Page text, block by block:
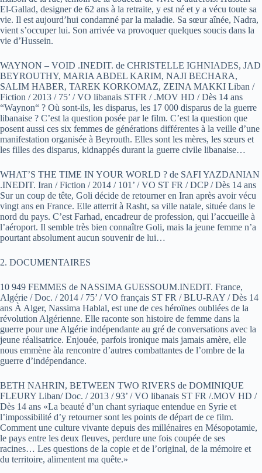
El-Gallad, designer de 62 ans à la retraite, y est né et y a vécu toute sa
vie. Il est aujourd’hui condamné par la maladie. Sa sœur aînée, Nadra,
vient s’occuper lui. Son arrivée va provoquer quelques soucis dans la
vie d’Hussein.
WAYNON – VOID .INEDIT. de CHRISTELLE IGHNIADES, JAD
BEYROUTHY, MARIA ABDEL KARIM, NAJI BECHARA,
SALIM HABER, TAREK KORKOMAZ, ZEINA MAKKI Liban /
Fiction / 2013 / 75’ / VO libanais STFR / .MOV HD / Dès 14 ans
“Waynon“ ? Où sont-ils, les disparus, les 17 000 disparus de la guerre
libanaise ? C’est la question posée par le film. C’est la question que
posent aussi ces six femmes de générations différentes à la veille d’une
manifestation organisée à Beyrouth. Elles sont les mères, les sœurs et
les filles des disparus, kidnappés durant la guerre civile libanaise…
WHAT’S THE TIME IN YOUR WORLD ? de SAFI YAZDANIAN
.INEDIT. Iran / Fiction / 2014 / 101’ / VO ST FR / DCP / Dès 14 ans
Sur un coup de tête, Goli décide de retourner en Iran après avoir vécu
vingt ans en France. Elle atterrit à Rasht, sa ville natale, située dans le
nord du pays. C’est Farhad, encadreur de profession, qui l’accueille à
l’aéroport. Il semble très bien connaître Goli, mais la jeune femme n’a
pourtant absolument aucun souvenir de lui…
2. DOCUMENTAIRES
10 949 FEMMES de NASSIMA GUESSOUM.INEDIT. France,
Algérie / Doc. / 2014 / 75’ / VO français ST FR / BLU-RAY / Dès 14
ans À Alger, Nassima Hablal, est une de ces héroïnes oubliées de la
révolution Algérienne. Elle raconte son histoire de femme dans la
guerre pour une Algérie indépendante au gré de conversations avec la
jeune réalisatrice. Enjouée, parfois ironique mais jamais amère, elle
nous emmène àla rencontre d’autres combattantes de l’ombre de la
guerre d’indépendance.
BETH NAHRIN, BETWEEN TWO RIVERS de DOMINIQUE
FLEURY Liban/ Doc. / 2013 / 93’ / VO libanais ST FR /.MOV HD /
Dès 14 ans «La beauté d’un chant syriaque entendue en Syrie et
l’impossibilité d’y retourner sont les points de départ de ce film.
Comment une culture vivante depuis des millénaires en Mésopotamie,
le pays entre les deux fleuves, perdure une fois coupée de ses
racines… Les questions de la copie et de l’original, de la mémoire et
du territoire, alimentent ma quête.»